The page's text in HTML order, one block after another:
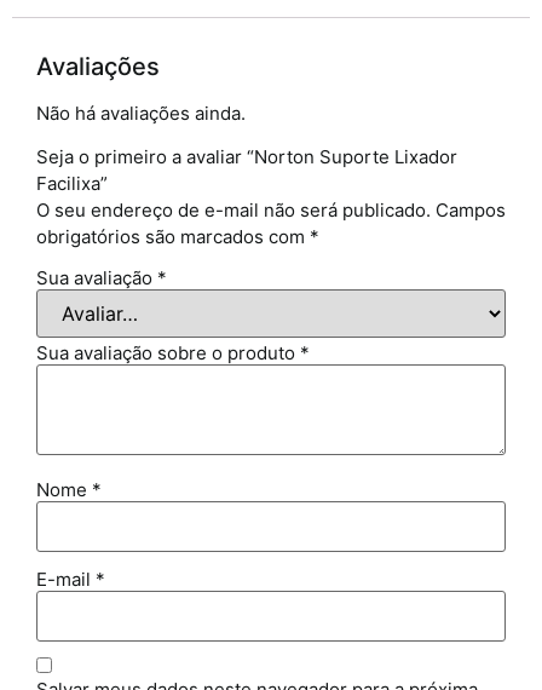
Avaliações
Não há avaliações ainda.
Seja o primeiro a avaliar “Norton Suporte Lixador
Facilixa”
O seu endereço de e-mail não será publicado. Campos
obrigatórios são marcados com *
Sua avaliação *
Sua avaliação sobre o produto *
Nome *
E-mail *